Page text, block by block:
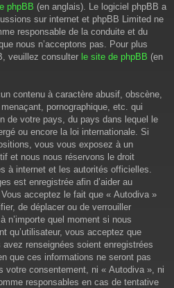
phpBB (en anglais). Le logiciel phpBB a
sur internet et phpBB Limited ne
responsable de la conduite et du
nous n’acceptons pas. Pour plus
veuillez consulter le site de phpBB (en
contenu à caractère abusif, obscène,
pornographique, etc. qui
de votre pays, du pays dans lequel le
ou encore la loi internationale. Si
vous vous exposez à un
et nous nous réservons le droit
à internet et les autorités officielles.
est enregistrée afin d’aider au
acceptez le fait que « Autodiva »
de déplacer ou de verrouiller
n’importe quel moment si nous
qu’utilisateur, vous acceptez que
renseignées soient enregistrées
que ces informations ne seront pas
votre consentement, ni « Autodiva », ni
responsables en cas de tentative